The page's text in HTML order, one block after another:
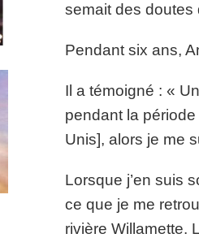
semait des doutes
Pendant six ans,
Il a témoigné : «
pendant la
Unis], alors je me
Lorsque j’en suis
ce que je me
rivière Willamette.